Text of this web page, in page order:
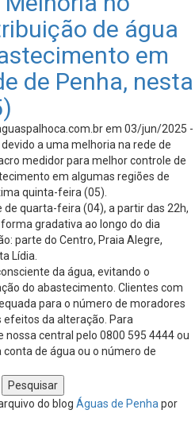
de água
em
de Penha, nesta
em 03/jun/2025 -
a uma melhoria na rede de
medidor para melhor controle de
em algumas regiões de
quinta-feira (05).
quarta-feira (04), a partir das 22h,
gradativa ao longo do dia
parte do Centro, Praia Alegre,
Lídia.
da água, evitando o
do abastecimento. Clientes com
para o número de moradores
da alteração. Para
central pelo 0800 595 4444 ou
de água ou o número de
do blog Águas de Penha por